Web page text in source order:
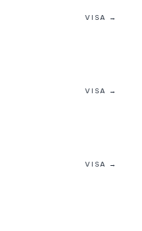
VISA →
VISA →
VISA →